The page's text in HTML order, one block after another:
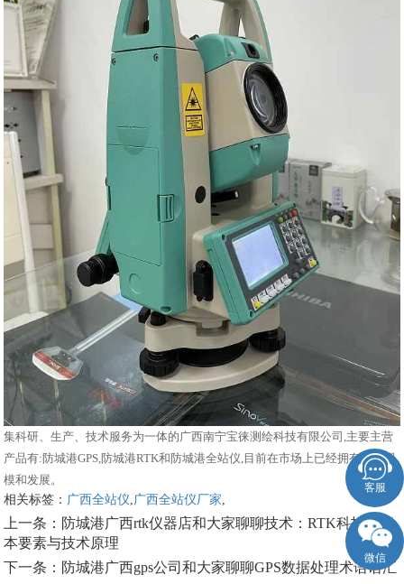
集科研、生产、技术服务为一体的广西南宁宝徕测绘科技有限公司,主要主营
产品有:防城港GPS,防城港RTK和防城港全站仪,目前在市场上已经拥有较大规
模和发展。
相关标签： 广西全站仪 广西全站仪厂家
上一条： 防城港广西rtk仪器店和大家聊聊技术：RTK科技的基
本要素与技术原理
下一条： 防城港广西gps公司和大家聊聊GPS数据处理术语语汇
客服
微信